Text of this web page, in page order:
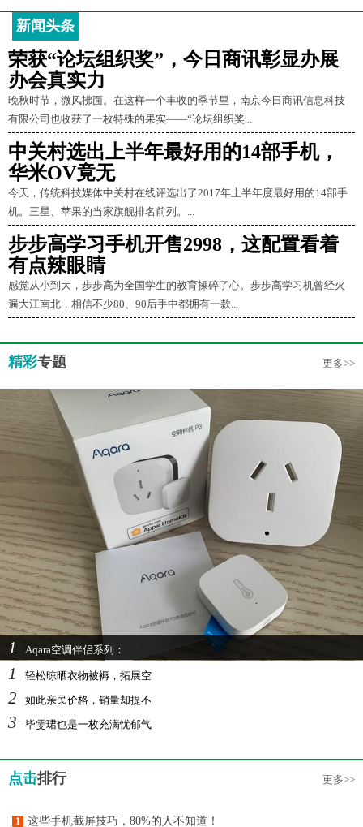
新闻头条
荣获“论坛组织奖”，今日商讯彰显办展
办会真实力
晚秋时节，微风拂面。在这样一个丰收的季节里，南京今日商讯信息科技
有限公司也收获了一枚特殊的果实——“论坛组织奖...
中关村选出上半年最好用的14部手机，
华米OV竟无
今天，传统科技媒体中关村在线评选出了2017年上半年度最好用的14部手
机。三星、苹果的当家旗舰排名前列。...
步步高学习手机开售2998，这配置看着
有点辣眼睛
感觉从小到大，步步高为全国学生的教育操碎了心。步步高学习机曾经火
遍大江南北，相信不少80、90后手中都拥有一款...
精彩专题 更多>>
1 Aqara空调伴侣系列：
1 轻松晾晒衣物被褥，拓展空
2 如此亲民价格，销量却提不
3 毕雯珺也是一枚充满忧郁气
点击排行 更多>>
1 这些手机截屏技巧，80%的人不知道！